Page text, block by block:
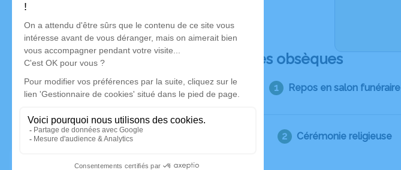
Déroulé des obsèques
Repos en salon funéraire
Cérémonie religieuse